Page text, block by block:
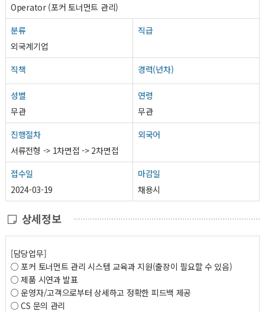
Operator (포커 토너먼트 관리)
분류
외국계기업
직급
직책 경력(년차)
성별
무관
연령
무관
진행절차
서류전형 -> 1차면접 -> 2차면접
외국어
접수일
2024-03-19
마감일
채용시
상세정보
[담당업무]
○ 포커 토너먼트 관리 시스템 교육과 지원(출장이 필요할 수 있음)
○ 제품 시연과 발표
○ 운영자/고객으로부터 상세하고 정확한 피드백 제공
○ CS 문의 관리